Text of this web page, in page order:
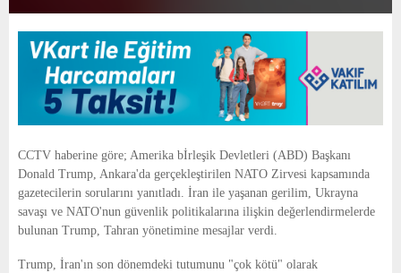
E
N
CCTV haberine göre; Amerika bİrleşik Devletleri (ABD) Başkanı
Donald Trump, Ankara'da gerçekleştirilen NATO Zirvesi kapsamında
gazetecilerin sorularını yanıtladı. İran ile yaşanan gerilim, Ukrayna
savaşı ve NATO'nun güvenlik politikalarına ilişkin değerlendirmelerde
bulunan Trump, Tahran yönetimine mesajlar verdi.
Trump, İran'ın son dönemdeki tutumunu "çok kötü" olarak